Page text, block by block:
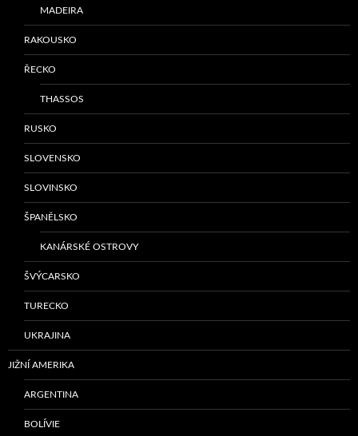
MADEIRA
RAKOUSKO
ŘECKO
THASSOS
RUSKO
SLOVENSKO
SLOVINSKO
ŠPANĚLSKO
KANÁRSKÉ OSTROVY
ŠVÝCARSKO
TURECKO
UKRAJINA
JIŽNÍ AMERIKA
ARGENTINA
BOLÍVIE